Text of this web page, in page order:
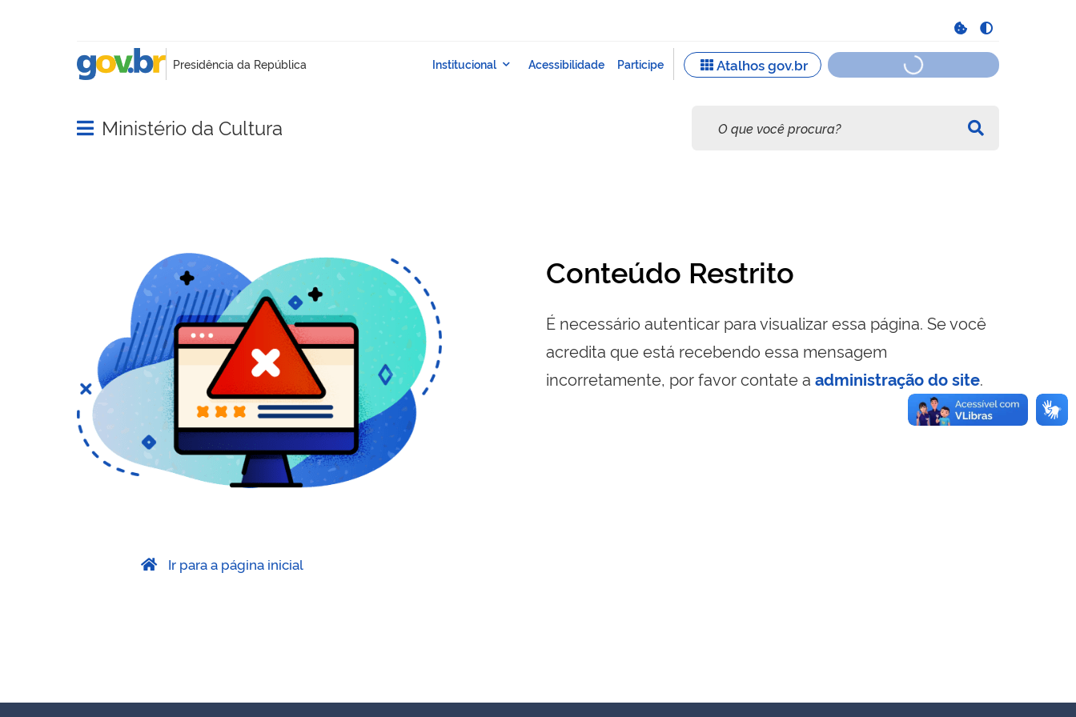
Abrir menu principal de navegação
Ministério da Cultura
Conteúdo Restrito
É necessário autenticar para visualizar essa página. Se você
acredita que está recebendo essa mensagem
incorretamente, por favor contate a administração do site.
Ir para a página inicial